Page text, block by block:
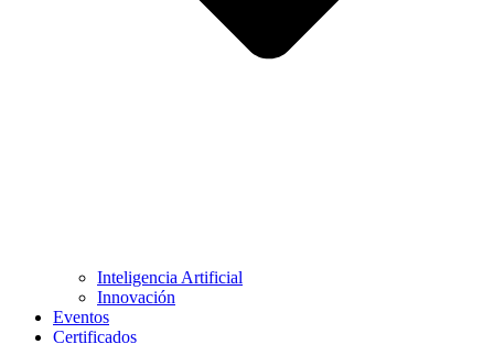
Inteligencia Artificial
Innovación
Eventos
Certificados